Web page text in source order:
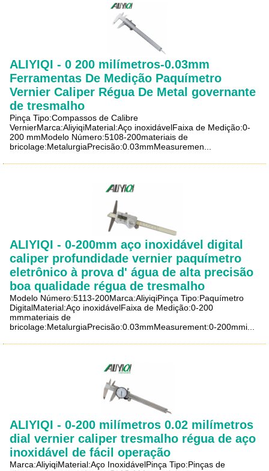
ALIYIQI - 0 200 milímetros-0.03mm
Ferramentas De Medição Paquímetro
Vernier Caliper Régua De Metal governante
de tresmalho
Pinça Tipo:Compassos de Calibre
VernierMarca:AliyiqiMaterial:Aço inoxidávelFaixa de Medição:0-
200 mmModelo Número:5108-200materiais de
bricolage:MetalurgiaPrecisão:0.03mmMeasuremen...
ALIYIQI - 0-200mm aço inoxidável digital
caliper profundidade vernier paquímetro
eletrônico à prova d' água de alta precisão
boa qualidade régua de tresmalho
Modelo Número:5113-200Marca:AliyiqiPinça Tipo:Paquímetro
DigitalMaterial:Aço inoxidávelFaixa de Medição:0-200
mmmateriais de
bricolage:MetalurgiaPrecisão:0.03mmMeasurement:0-200mmi...
ALIYIQI - 0-200 milímetros 0.02 milímetros
dial vernier caliper tresmalho régua de aço
inoxidável de fácil operação
Marca:AliyiqiMaterial:Aço InoxidávelPinça Tipo:Pinças de